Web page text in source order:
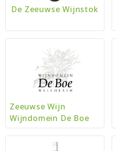
De Zeeuwse Wijnstok
Zeeuwse Wijn
Wijndomein De Boe